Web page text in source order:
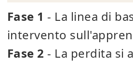
Fase 1 - La linea di
intervento
Fase 2 - La perdita si